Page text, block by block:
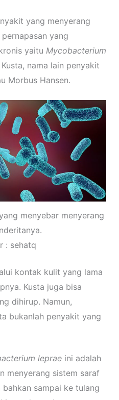
yang menyerang
yang
yaitu Mycobacterium
nama lain penyakit
Morbus Hansen.
menyebar menyerang
: sehatq
kontak kulit yang lama
Kusta juga bisa
dihirup. Namun,
bukanlah penyakit yang
lepraeini adalah
menyerang sistem saraf
sampai ke tulang